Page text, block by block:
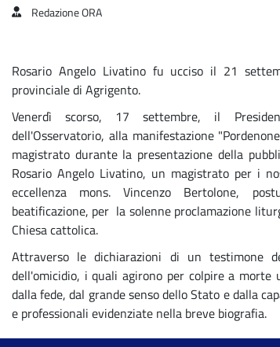
Redazione ORA
Rosario Angelo Livatino fu ucciso il 21
provinciale di Agrigento.
Venerdì scorso, 17 settembre, il
dell'Osservatorio, alla manifestazione
magistrato durante la presentazione della
Rosario Angelo Livatino, un magistrato per i
eccellenza mons. Vincenzo Bertolone,
beatificazione, per la solenne proclamazione
Chiesa cattolica.
Attraverso le dichiarazioni di un testimone
dell'omicidio, i quali agirono per colpire a morte
dalla fede, dal grande senso dello Stato e dalla
e professionali evidenziate nella breve biografia.